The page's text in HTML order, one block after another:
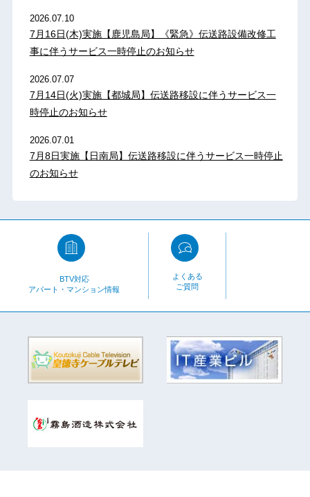
2026.07.10
7月16日(木)実施【鹿児島局】《緊急》伝送路設備改修工
事に伴うサービス一時停止のお知らせ
2026.07.07
7月14日(火)実施【都城局】伝送路移設に伴うサービス一
時停止のお知らせ
2026.07.01
7月8日実施【日南局】伝送路移設に伴うサービス一時停止
のお知らせ
BTV対応
アパート・マンション情報
よくある
ご質問